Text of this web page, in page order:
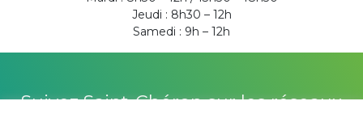
Jeudi : 8h30 – 12h
Samedi : 9h – 12h
Suivez Saint-Chéron sur les réseaux